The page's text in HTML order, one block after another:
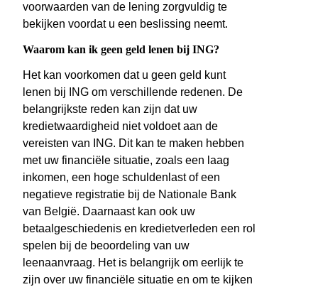
voorwaarden van de lening zorgvuldig te
bekijken voordat u een beslissing neemt.
Waarom kan ik geen geld lenen bij ING?
Het kan voorkomen dat u geen geld kunt
lenen bij ING om verschillende redenen. De
belangrijkste reden kan zijn dat uw
kredietwaardigheid niet voldoet aan de
vereisten van ING. Dit kan te maken hebben
met uw financiële situatie, zoals een laag
inkomen, een hoge schuldenlast of een
negatieve registratie bij de Nationale Bank
van België. Daarnaast kan ook uw
betaalgeschiedenis en kredietverleden een rol
spelen bij de beoordeling van uw
leenaanvraag. Het is belangrijk om eerlijk te
zijn over uw financiële situatie en om te kijken